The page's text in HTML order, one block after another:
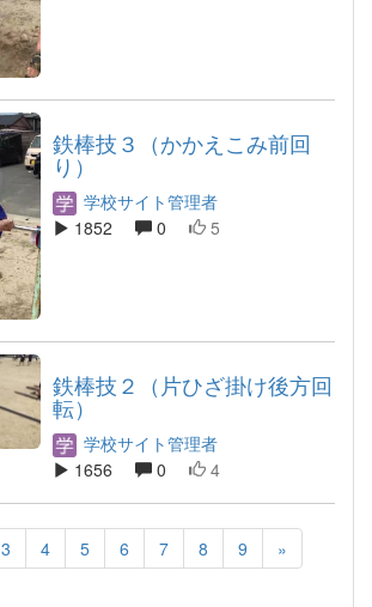
鉄棒技３（かかえこみ前回
り）
学校サイト管理者
1852
0 5
鉄棒技２（片ひざ掛け後方回
転）
学校サイト管理者
1656
0 4
3 4 5 6 7 8 9 »